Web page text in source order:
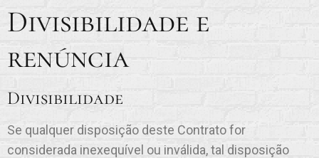
Divisibilidade e
renúncia
Divisibilidade
Se qualquer disposição deste Contrato for
considerada inexequível ou inválida, tal disposição